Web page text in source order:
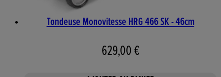
Tondeuse Monovitesse HRG 466 SK - 46cm
629,00 €